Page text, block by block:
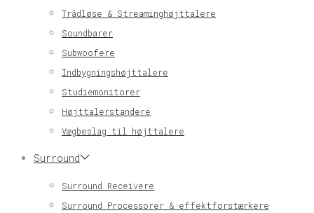
Trådløse & Streaminghøjttalere
Soundbarer
Subwoofere
Indbygningshøjttalere
Studiemonitorer
Højttalerstandere
Vægbeslag til højttalere
Surround
Surround Receivere
Surround Processorer & effektforstærkere